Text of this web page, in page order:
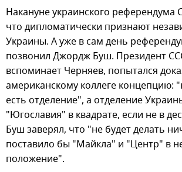
Накануне украинского референдума
что дипломатически признают
Украины. А уже в сам день
позвонил Джордж Буш. Президент
вспоминает Черняев, попытался
американскому коллеге концепцию:
есть отделение", а отделение
"Югославия" в квадрате, если не в
Буш заверял, что "не будет делать
поставило бы "Майкла" и "Центр" в
положение".